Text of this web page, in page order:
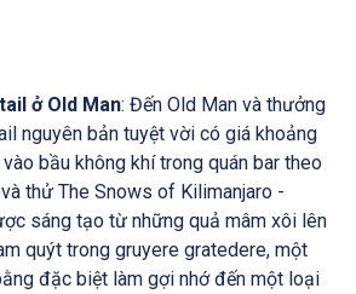
ở Old Man: Đến Old Man và thưởng
nguyên bản tuyệt vời có giá khoảng
bầu không khí trong quán bar theo
thử The Snows of Kilimanjaro -
sáng tạo từ những quả mâm xôi lên
quýt trong gruyere gratedere, một
đặc biệt làm gợi nhớ đến một loại